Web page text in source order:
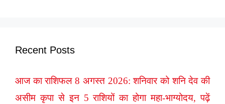
Recent Posts
आज का राशिफल 8 अगस्त 2026: शनिवार को शनि देव की
असीम कृपा से इन 5 राशियों का होगा महा-भाग्योदय, पढ़ें